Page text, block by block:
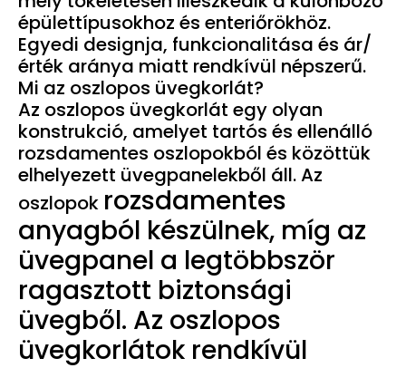
épülettípusokhoz és enteriőrökhöz.
Egyedi designja, funkcionalitása és ár/
érték aránya miatt rendkívül népszerű.
Mi az oszlopos üvegkorlát?
Az oszlopos üvegkorlát egy olyan
konstrukció, amelyet tartós és ellenálló
rozsdamentes oszlopokból és közöttük
elhelyezett üvegpanelekből áll. Az
oszlopok rozsdamentes
anyagból készülnek, míg az
üvegpanel a legtöbbször
ragasztott biztonsági
üvegből. Az oszlopos
üvegkorlátok rendkívül